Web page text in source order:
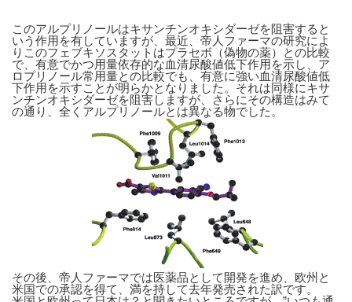
このアルプリノールはキサンチンオキシダーゼを阻害すると
いう作用を有していますが、最近、帝人ファーマの研究によ
りこのフェブキソスタットはプラセボ（偽物の薬）との比較
で、有意でかつ用量依存的な血清尿酸値低下作用を示し、ア
ロプリノール常用量との比較でも、有意に強い血清尿酸値低
下作用を示すことが明らかとなりました。それは同様にキサ
ンチンオキシダーゼを阻害しますが、さらにその構造はみて
の通り、全くアルプリノールとは異なる物でした。
その後、帝人ファーマでは医薬品として開発を進め、欧州と
米国での承認を得て、満を持して去年発売された訳です。